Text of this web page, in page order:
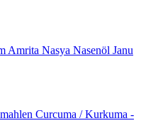
Amrita Nasya Nasenöl Janu
Curcuma / Kurkuma -